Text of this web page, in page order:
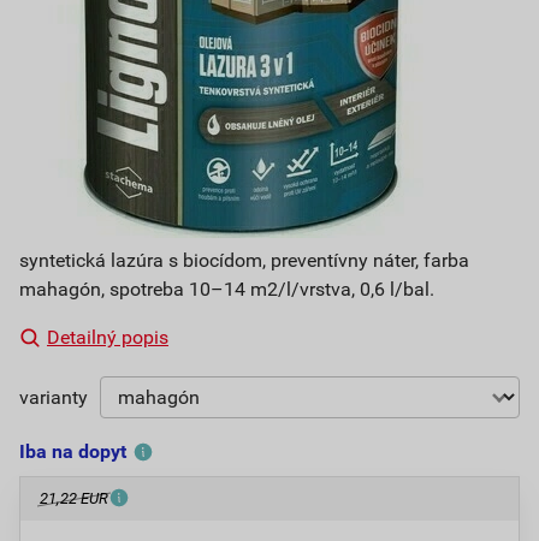
syntetická lazúra s biocídom, preventívny náter, farba
mahagón, spotreba 10–14 m2/l/vrstva, 0,6 l/bal.
Detailný popis
varianty
Iba na dopyt
21,22 EUR